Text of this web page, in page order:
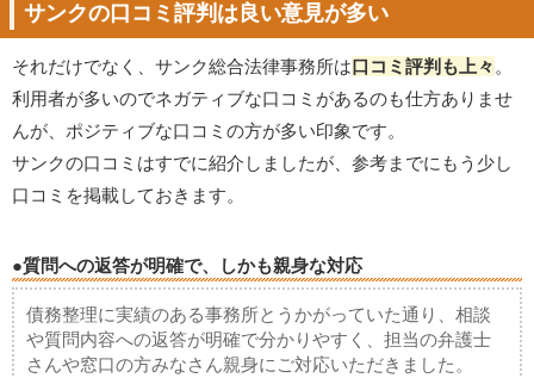
サンクの口コミ評判は良い意見が多い
それだけでなく、サンク総合法律事務所は口コミ評判も上々 。
利用者が多いのでネガティブな口コミがあるのも仕方ありませ
んが、ポジティブな口コミの方が多い印象です。
サンクの口コミはすでに紹介しましたが、参考までにもう少し
口コミを掲載しておきます。
●質問への返答が明確で、しかも親身な対応
債務整理に実績のある事務所とうかがっていた通り、相談
や質問内容への返答が明確で分かりやすく、担当の弁護士
さんや窓口の方みなさん親身にご対応いただきました。